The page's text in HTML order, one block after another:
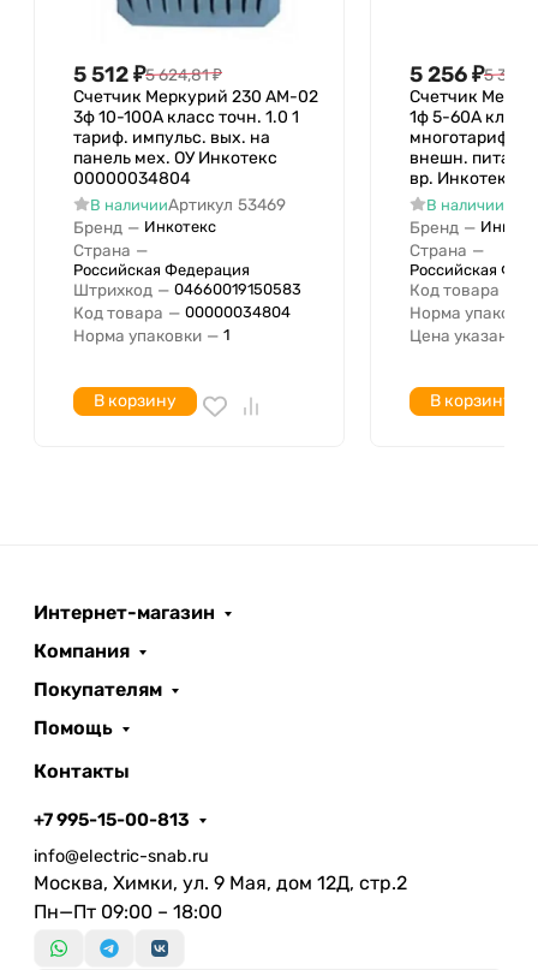
(журнал событий)
С кодовым замком
Нет
Номинальное фазное
напряжение с
161 В
Номинальное фазное
напряжение по
Номинальное линейное
напряжение с
Номинальное линейное
напряжение по
460 В
5 512₽5 624,81₽
Счетчик Меркурий 230 AM-02
3ф 10-100А класс точн. 1.0 1
тариф. импульс. вых. на
панель мех. ОУ Инкотекс
00000034804
В наличииАртикул 53469
Бренд — Инкотекс
Страна —
Российская Федерация
Штрихкод — 04660019150583
Код товара — 00000034804
Норма упаковки — 1
В корзину
5 256₽5
Счетчик
1ф 5-60А
многотариф.
внешн.
вр. Инкотекс
В наличии
Бренд —
Страна —
Российская
Код товара
Норма упаковки
Цена указана за
В корзину
Интернет-магазин
Компания
Покупателям
Помощь
Контакты
+7 995-15-00-813
info@electric-snab.ru
Москва, Химки, ул. 9 Мая, дом 12Д, стр.2
Пн—Пт 09:00 – 18:00